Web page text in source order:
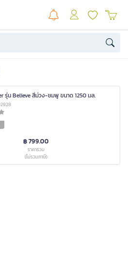
รุ่น Believe สีม่วง-ชมพู ขนาด 1250 มล.
฿ 799.00
ราคารวม
(ไม่รวมภาษี)